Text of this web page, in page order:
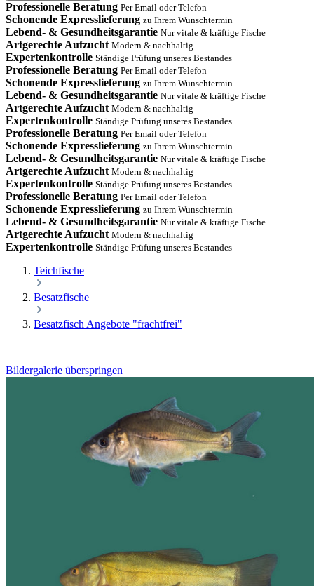
Professionelle Beratung Per Email oder Telefon
Schonende Expresslieferung zu Ihrem Wunschtermin
Lebend- & Gesundheitsgarantie Nur vitale & kräftige Fische
Artgerechte Aufzucht Modern & nachhaltig
Expertenkontrolle Ständige Prüfung unseres Bestandes
Professionelle Beratung Per Email oder Telefon
Schonende Expresslieferung zu Ihrem Wunschtermin
Lebend- & Gesundheitsgarantie Nur vitale & kräftige Fische
Artgerechte Aufzucht Modern & nachhaltig
Expertenkontrolle Ständige Prüfung unseres Bestandes
Professionelle Beratung Per Email oder Telefon
Schonende Expresslieferung zu Ihrem Wunschtermin
Lebend- & Gesundheitsgarantie Nur vitale & kräftige Fische
Artgerechte Aufzucht Modern & nachhaltig
Expertenkontrolle Ständige Prüfung unseres Bestandes
Professionelle Beratung Per Email oder Telefon
Schonende Expresslieferung zu Ihrem Wunschtermin
Lebend- & Gesundheitsgarantie Nur vitale & kräftige Fische
Artgerechte Aufzucht Modern & nachhaltig
Expertenkontrolle Ständige Prüfung unseres Bestandes
Teichfische
Besatzfische
Besatzfisch Angebote "frachtfrei"
Bildergalerie überspringen